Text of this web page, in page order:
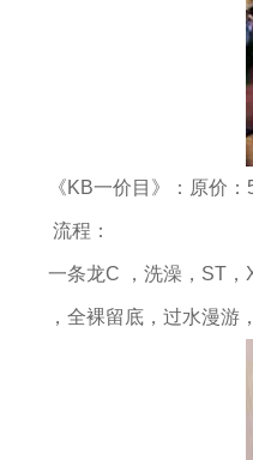
《KB一价目》：原价
流程：
一条龙C ，洗澡，ST
，全裸留底，过水漫游